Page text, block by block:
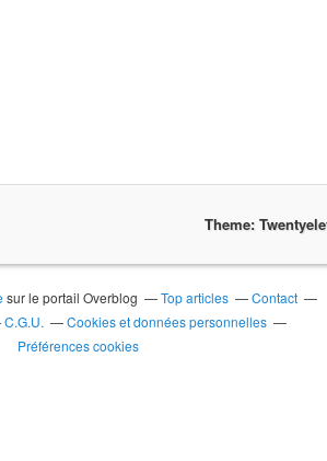
Theme:
sur le portail Overblog Top articles
Contact
C.G.U.
Cookies et données personnelles
Préférences cookies